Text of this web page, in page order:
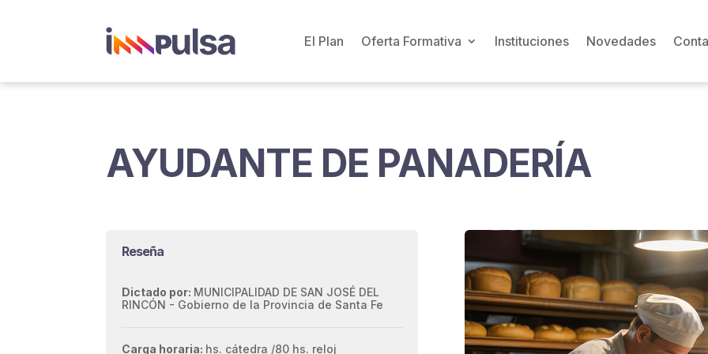
El Plan Oferta Formativa Instituciones Novedades
AYUDANTE DE PANADERÍA
Reseña
Dictado por: MUNICIPALIDAD DE SAN JOSÉ DEL
RINCÓN - Gobierno de la Provincia de Santa Fe
Carga horaria: hs. cátedra /80 hs. reloj